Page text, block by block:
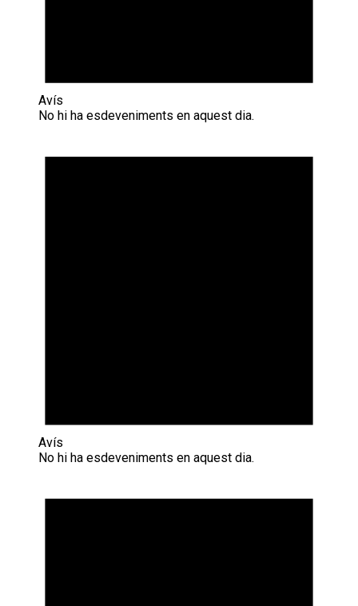
Avís
No hi ha esdeveniments en aquest dia.
Avís
No hi ha esdeveniments en aquest dia.